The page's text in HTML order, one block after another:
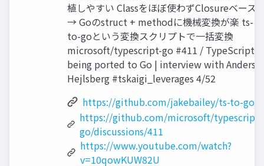
植しやすい Classをほぼ使わずClosureベース
→ Goのstruct + methodに機械変換が楽 ts-
to-goという変換スクリプトで一括変換
microsoft/typescript-go #411 / TypeScript is
being ported to Go | interview with Anders
Hejlsberg #tskaigi_leverages 4/52
https://github.com/jakebailey/ts-to-go
https://github.com/microsoft/typescript-
go/discussions/411
https://www.youtube.com/watch?
v=10qowKUW82U